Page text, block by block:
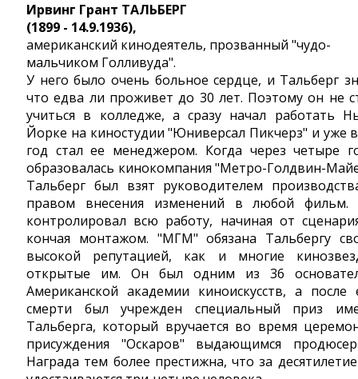
Ирвинг Грант ТАЛЬБЕРГ
(1899 - 14.9.1936),
американский кинодеятель, прозванный "чудо-
мальчиком Голливуда".
У него было очень больное сердце, и Тальберг
что едва ли проживет до 30 лет. Поэтому он не
учиться в колледже, а сразу начал работать
Йорке на киностудии "Юниверсал Пикчерз" и уже
год стал ее менеджером. Когда через четыре
образовалась кинокомпания "Метро-Голдвин-
Тальберг был взят руководителем
правом внесения изменений в любой фильм.
контролировал всю работу, начиная от
кончая монтажом. "МГМ" обязана Тальбергу
высокой репутацией, как и многие
открытые им. Он был одним из 36
Американской академии киноискусств, а после
смерти был учрежден специальный приз
Тальберга, который вручается во время
присуждения "Оскаров" выдающимся
Награда тем более престижна, что за